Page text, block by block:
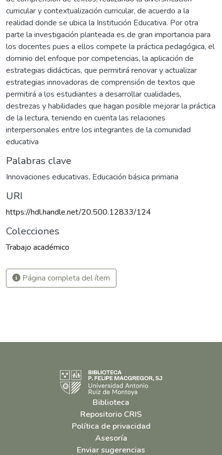
curricular y contextualización curricular, de acuerdo a la
realidad donde se ubica la Institución Educativa. Por otra
parte la investigación planteada es de gran importancia para
los docentes pues a ellos compete la práctica pedagógica, el
dominio del enfoque por competencias, la aplicación de
estrategias didácticas, que permitirá renovar y actualizar
estrategias innovadoras de comprensión de textos que
permitirá a los estudiantes a desarrollar cualidades,
destrezas y habilidades que hagan posible mejorar la práctica
de la lectura, teniendo en cuenta las relaciones
interpersonales entre los integrantes de la comunidad
educativa
Palabras clave
Innovaciones educativas, Educación básica primaria
URI
https://hdl.handle.net/20.500.12833/124
Colecciones
Trabajo académico
Página completa del ítem
Biblioteca
Repositorio CRIS
Política de privacidad
Asesoría
Enviar sugerencias